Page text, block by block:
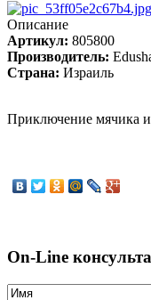
Описание
Артикул: 805800
Производитель:
Страна: Израиль
Приключение мячика
On-Line